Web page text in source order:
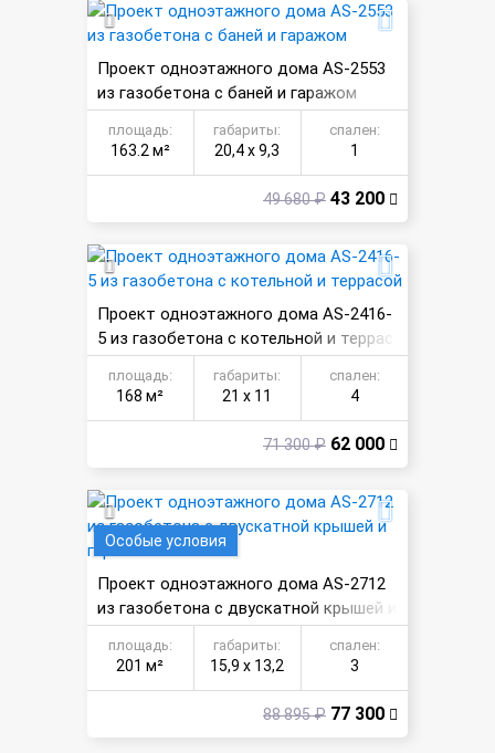
Проект одноэтажного дома AS-2553
из газобетона с баней и гаражом
площадь:
163.2 м²
габариты:
20,4 х 9,3
спален:
1
49 680 ₽ 43 200
Проект одноэтажного дома AS-2416-
5 из газобетона с котельной и террас
ой
площадь:
168 м²
габариты:
21 х 11
спален:
4
71 300 ₽ 62 000
Особые условия
Проект одноэтажного дома AS-2712
из газобетона с двускатной крышей и
гаражом
площадь:
201 м²
габариты:
15,9 х 13,2
спален:
3
88 895 ₽ 77 300